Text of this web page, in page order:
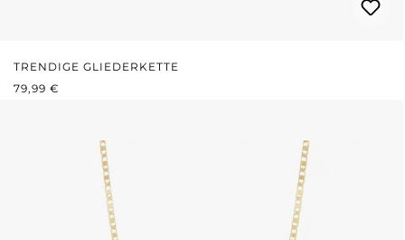
TRENDIGE GLIEDERKETTE
REGULÄRER PREIS:
79,99 €